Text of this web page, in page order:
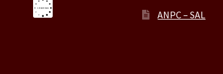
ANPC – SAL